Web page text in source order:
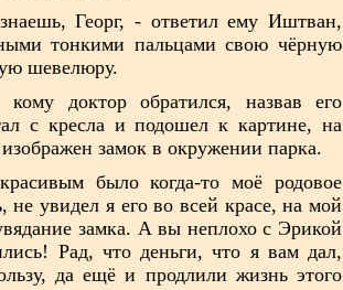
Георг, - ответил ему Иштван,
тонкими пальцами свою чёрную
шевелюру.
доктор обратился, назвав его
с кресла и подошел к картине, на
замок в окружении парка.
было когда-то моё родовое
неувидел я его во всей красе, на мой
замка. А вы неплохо с Эрикой
Рад, что деньги, что я вам дал,
да ещё и продлили жизнь этого